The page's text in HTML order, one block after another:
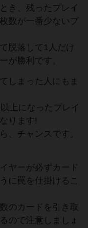
き、残ったプレイ
数が一番少ないプ
脱落して1人だけ
が勝利です。
しまった人にもま
上になったプレイ
ります!
、チャンスです。
ヤーが必ずカード
に罠を仕掛けるこ
のカードを引き取
ので注意しましょ